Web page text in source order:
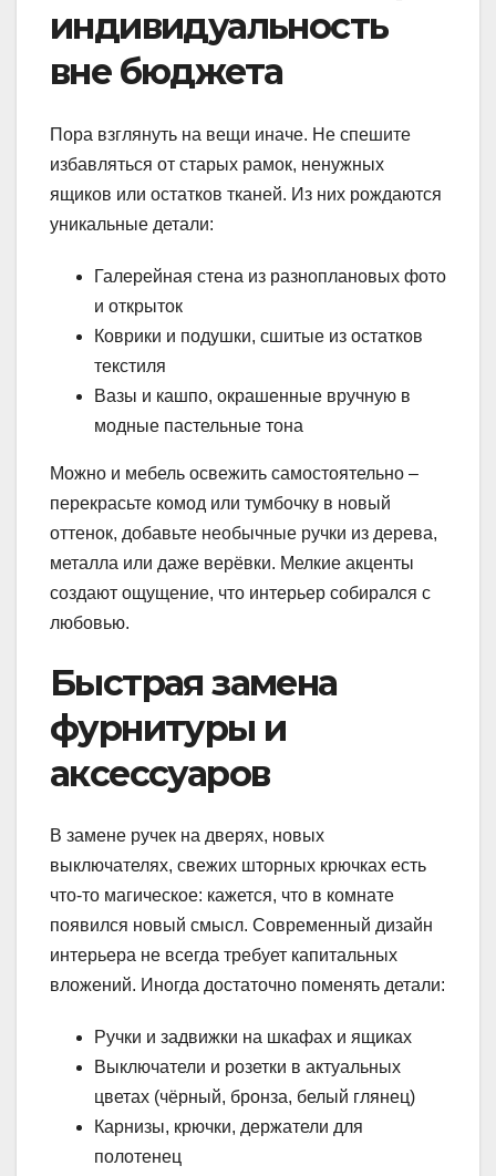
индивидуальность
вне бюджета
Пора взглянуть на вещи иначе. Не спешите
избавляться от старых рамок, ненужных
ящиков или остатков тканей. Из них рождаются
уникальные детали:
Галерейная стена из разноплановых фото
и открыток
Коврики и подушки, сшитые из остатков
текстиля
Вазы и кашпо, окрашенные вручную в
модные пастельные тона
Можно и мебель освежить самостоятельно –
перекрасьте комод или тумбочку в новый
оттенок, добавьте необычные ручки из дерева,
металла или даже верёвки. Мелкие акценты
создают ощущение, что интерьер собирался с
любовью.
Быстрая замена
фурнитуры и
аксессуаров
В замене ручек на дверях, новых
выключателях, свежих шторных крючках есть
что-то магическое: кажется, что в комнате
появился новый смысл. Современный дизайн
интерьера не всегда требует капитальных
вложений. Иногда достаточно поменять детали:
Ручки и задвижки на шкафах и ящиках
Выключатели и розетки в актуальных
цветах (чёрный, бронза, белый глянец)
Карнизы, крючки, держатели для
полотенец